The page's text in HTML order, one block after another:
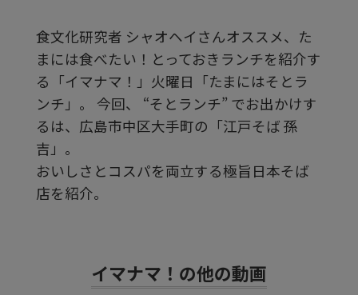
オ
を
す
食文化研究者 シャオヘイさんオススメ、た
まには食べたい！とっておきランチを紹介す
る「イマナマ！」火曜日「たまにはそとラ
ンチ」。 今回、 “そとランチ” でお出かけす
るは、広島市中区大手町の「江戸そば 孫
吉」。
おいしさとコスパを両立する極旨日本そば
店を紹介。
イマナマ！の他の動画